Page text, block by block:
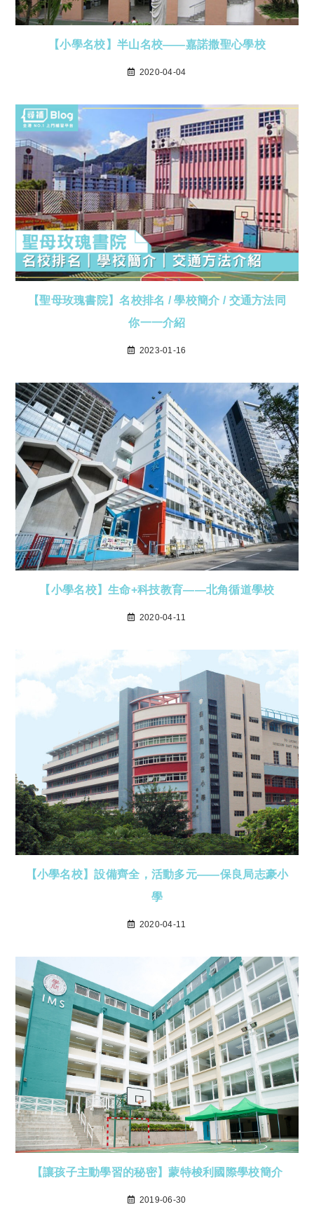
【小學名校】半山名校——嘉諾撒聖心學校
2020-04-04
【聖母玫瑰書院】名校排名 / 學校簡介 / 交通方法同
你一一介紹
2023-01-16
【小學名校】生命+科技教育——北角循道學校
2020-04-11
【小學名校】設備齊全，活動多元——保良局志豪小
學
2020-04-11
【讓孩子主動學習的秘密】蒙特梭利國際學校簡介
2019-06-30